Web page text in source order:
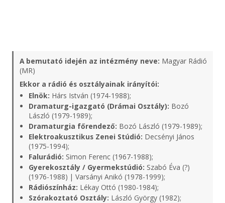
A bemutató idején az intézmény neve: Magyar Rádió
(MR)
Ekkor a rádió és osztályainak irányítói:
Elnök: Hárs István (1974-1988);
Dramaturg-igazgató (Drámai Osztály): Bozó
László (1979-1989);
Dramaturgia főrendező: Bozó László (1979-1989);
Elektroakusztikus Zenei Stúdió: Decsényi János
(1975-1994);
Falurádió: Simon Ferenc (1967-1988);
Gyerekosztály / Gyermekstúdió: Szabó Éva (?)
(1976-1988) | Varsányi Anikó (1978-1999);
Rádiószínház: Lékay Ottó (1980-1984);
Szórakoztató Osztály: László György (1982);